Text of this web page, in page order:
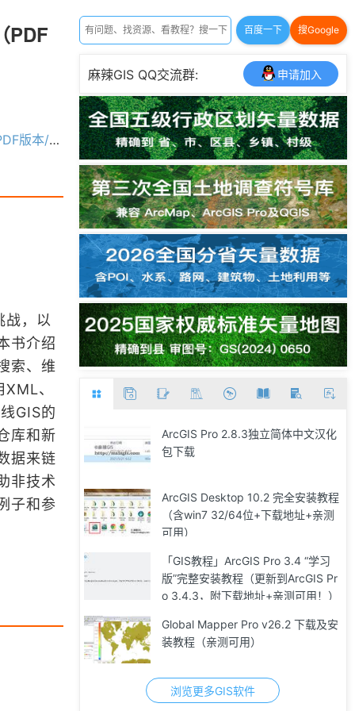
PDF
二版）
战，以
书介绍
索、维
、
GIS的
库和新
据来链
非技术
子和参
百度一下 搜Google
麻辣GIS QQ交流群: 申请加入
ArcGIS Pro 2.8.3独立简体中文汉化
包下载
ArcGIS Desktop 10.2 完全安装教程
（含win7 32/64位+下载地址+亲测
可用）
「GIS教程」ArcGIS Pro 3.4 “学习
版”完整安装教程（更新到ArcGIS Pr
o 3.4.3，附下载地址+亲测可用！）
Global Mapper Pro v26.2 下载及安
装教程（亲测可用）
浏览更多GIS软件